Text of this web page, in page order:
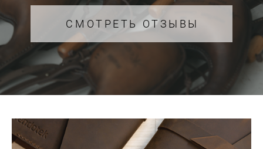
СМОТРЕТЬ ОТЗЫВЫ